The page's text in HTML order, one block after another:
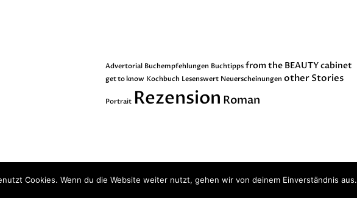
Advertorial Buchempfehlungen Buchtipps from the BEAUTY cabinet
get to know Kochbuch Lesenswert Neuerscheinungen other Stories
Portrait Rezension Roman
Cookies. Wenn du die Website weiter nutzt, gehen wir von deinem Einverständnis aus.